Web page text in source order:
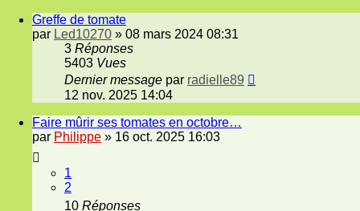
Greffe de tomate
par Led10270 » 08 mars 2024 08:31
3 Réponses
5403 Vues
Dernier message par radielle89
12 nov. 2025 14:04
Faire mûrir ses tomates en octobre…
par Philippe » 16 oct. 2025 16:03
1
2
10 Réponses